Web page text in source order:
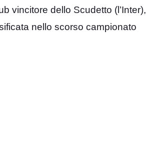
vincitore dello Scudetto (l’Inter),
nello scorso campionato